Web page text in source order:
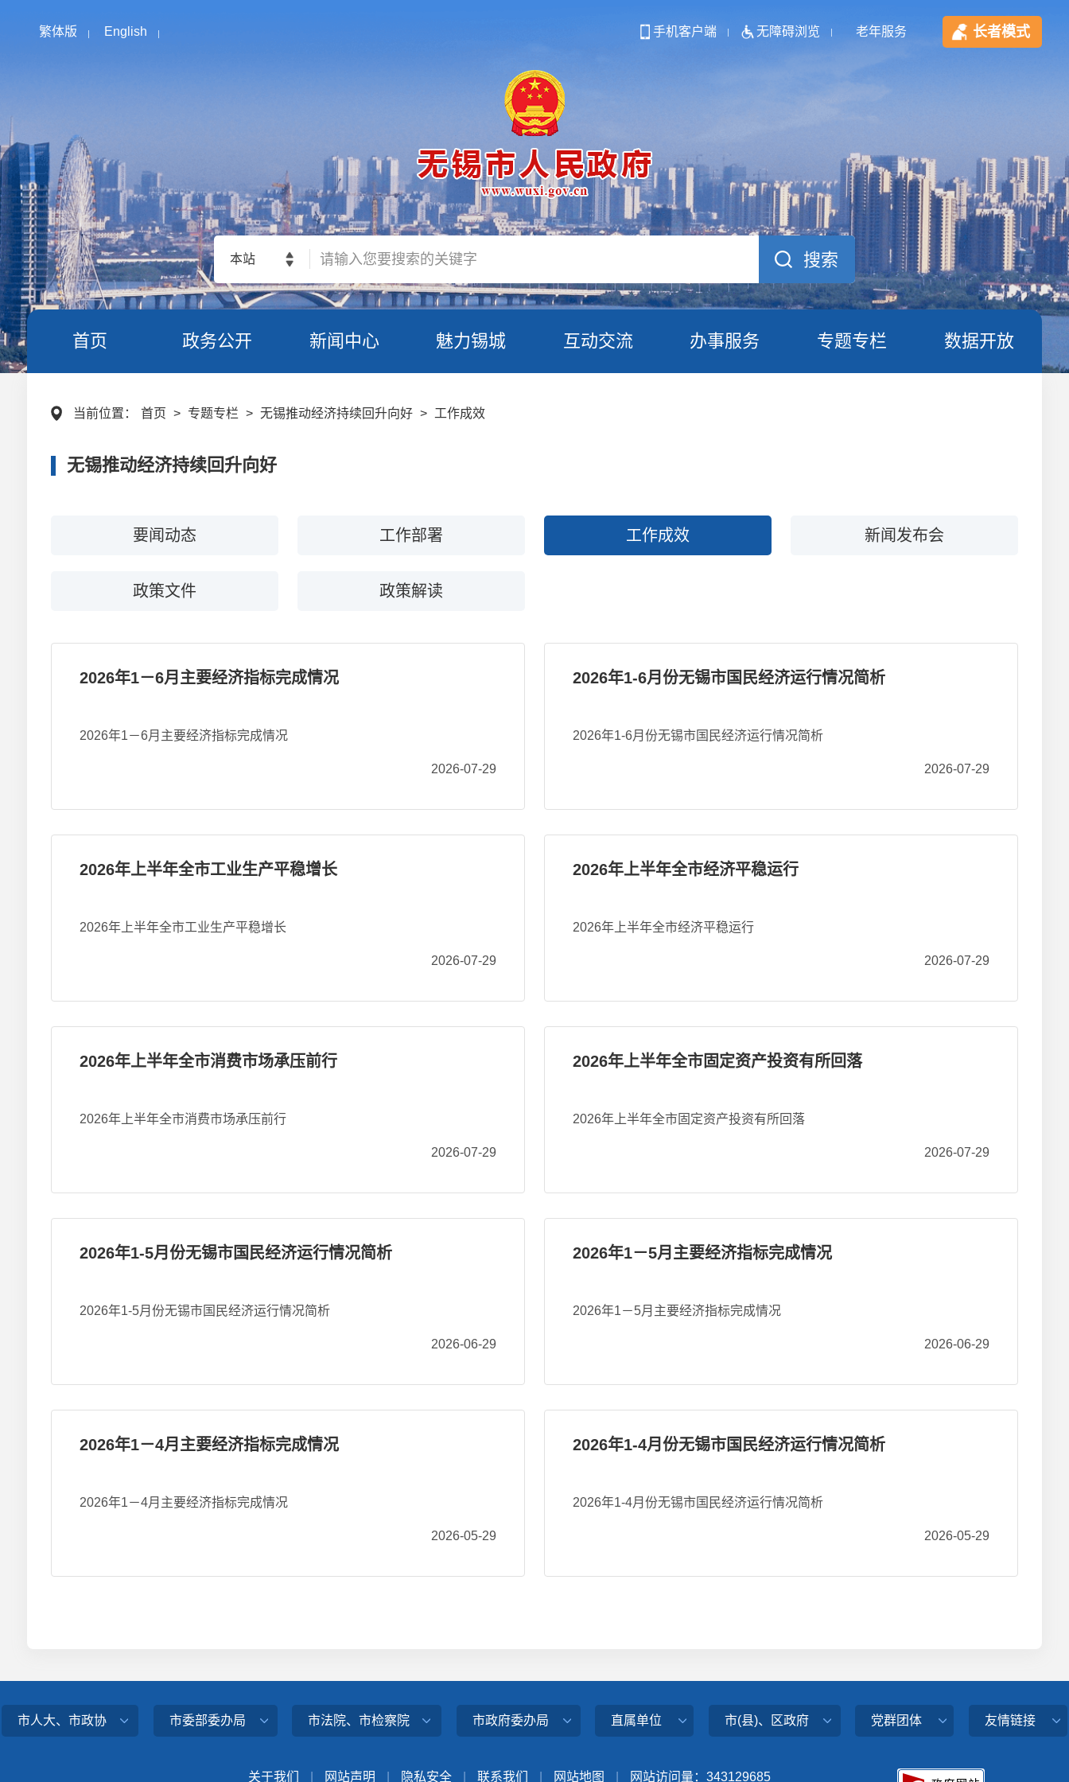
繁体版 English 手机客户端 无障碍浏览 老年服务 长者模式
本站
首页 政务公开 新闻中心 魅力锡城 互动交流 办事服务 专题专栏 数据开放
当前位置： 首页 > 专题专栏 > 无锡推动经济持续回升向好 > 工作成效
无锡推动经济持续回升向好
要闻动态 工作部署 工作成效 新闻发布会
政策文件 政策解读
2026年1－6月主要经济指标完成情况
2026年1－6月主要经济指标完成情况
2026-07-29
2026年1-6月份无锡市国民经济运行情况简析
2026年1-6月份无锡市国民经济运行情况简析
2026-07-29
2026年上半年全市工业生产平稳增长
2026年上半年全市工业生产平稳增长
2026-07-29
2026年上半年全市经济平稳运行
2026年上半年全市经济平稳运行
2026-07-29
2026年上半年全市消费市场承压前行
2026年上半年全市消费市场承压前行
2026-07-29
2026年上半年全市固定资产投资有所回落
2026年上半年全市固定资产投资有所回落
2026-07-29
2026年1-5月份无锡市国民经济运行情况简析
2026年1-5月份无锡市国民经济运行情况简析
2026-06-29
2026年1－5月主要经济指标完成情况
2026年1－5月主要经济指标完成情况
2026-06-29
2026年1－4月主要经济指标完成情况
2026年1－4月主要经济指标完成情况
2026-05-29
2026年1-4月份无锡市国民经济运行情况简析
2026年1-4月份无锡市国民经济运行情况简析
2026-05-29
市人大、市政协 市委部委办局 市法院、市检察院 市政府委办局 直属单位 市(县)、区政府 党群团体 友情链接
关于我们 网站声明 隐私安全 联系我们 网站地图 网站访问量： 343129685